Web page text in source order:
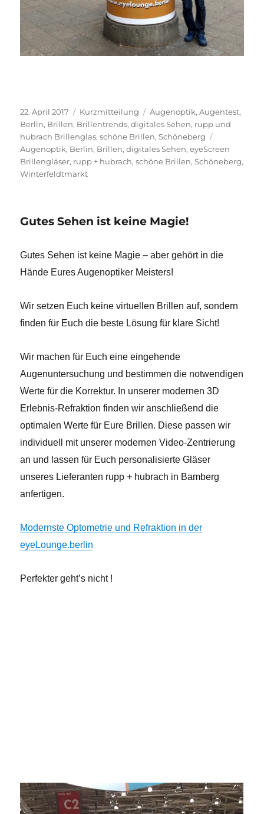
Veröffentlicht
am
22. April 2017 Format
Kurzmitteilung Kategorien
Augenoptik,Augentest,
Berlin, Brillen, Brillentrends,digitales Sehen, rupp und
hubrach Brillenglas,schöne Brillen,Schöneberg
Augenoptik, Berlin, Brillen,digitales Sehen,eyeScreen
Brillengläser, rupp + hubrach,schöne Brillen,Schöneberg,
Winterfeldtmarkt
Gutes Sehen ist keine Magie!
Gutes Sehen ist keine Magie – aber gehört in die
Hände Eures Augenoptiker Meisters!
Wir setzen Euch keine virtuellen Brillen auf, sondern
finden für Euch die beste Lösung für klare Sicht!
Wir machen für Euch eine eingehende
Augenuntersuchung und bestimmen die notwendigen
Werte für die Korrektur. In unserer modernen 3D
Erlebnis-Refraktion finden wir anschließend die
optimalen Werte für Eure Brillen. Diese passen wir
individuell mit unserer modernen Video-Zentrierung
an und lassen für Euch personalisierte Gläser
unseres Lieferanten rupp + hubrach in Bamberg
anfertigen.
Modernste Optometrie und Refraktion in der
eyeLounge.berlin
Perfekter geht’s nicht !